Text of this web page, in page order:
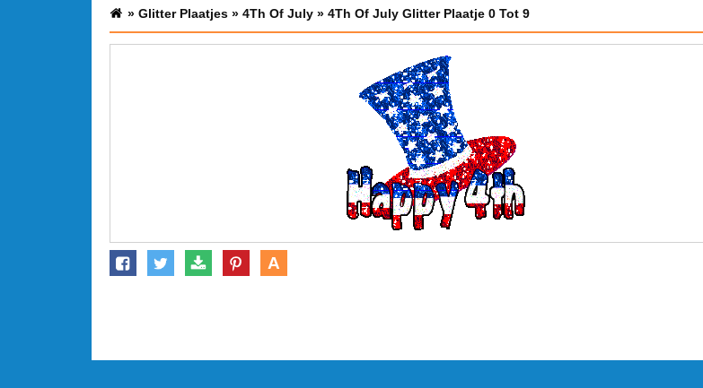
» Glitter Plaatjes » 4Th Of July » 4Th Of July Glitter Plaatje 0 Tot 9
A